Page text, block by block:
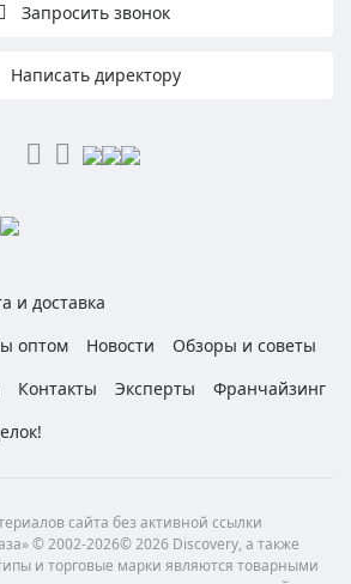
Запросить звонок
Написать директору
и доставка
оптом
Новости
Обзоры и советы
Контакты Эксперты
Франчайзинг
сайта без активной ссылки
© 2002-2026© 2026 Discovery, а также
и торговые марки являются товарными